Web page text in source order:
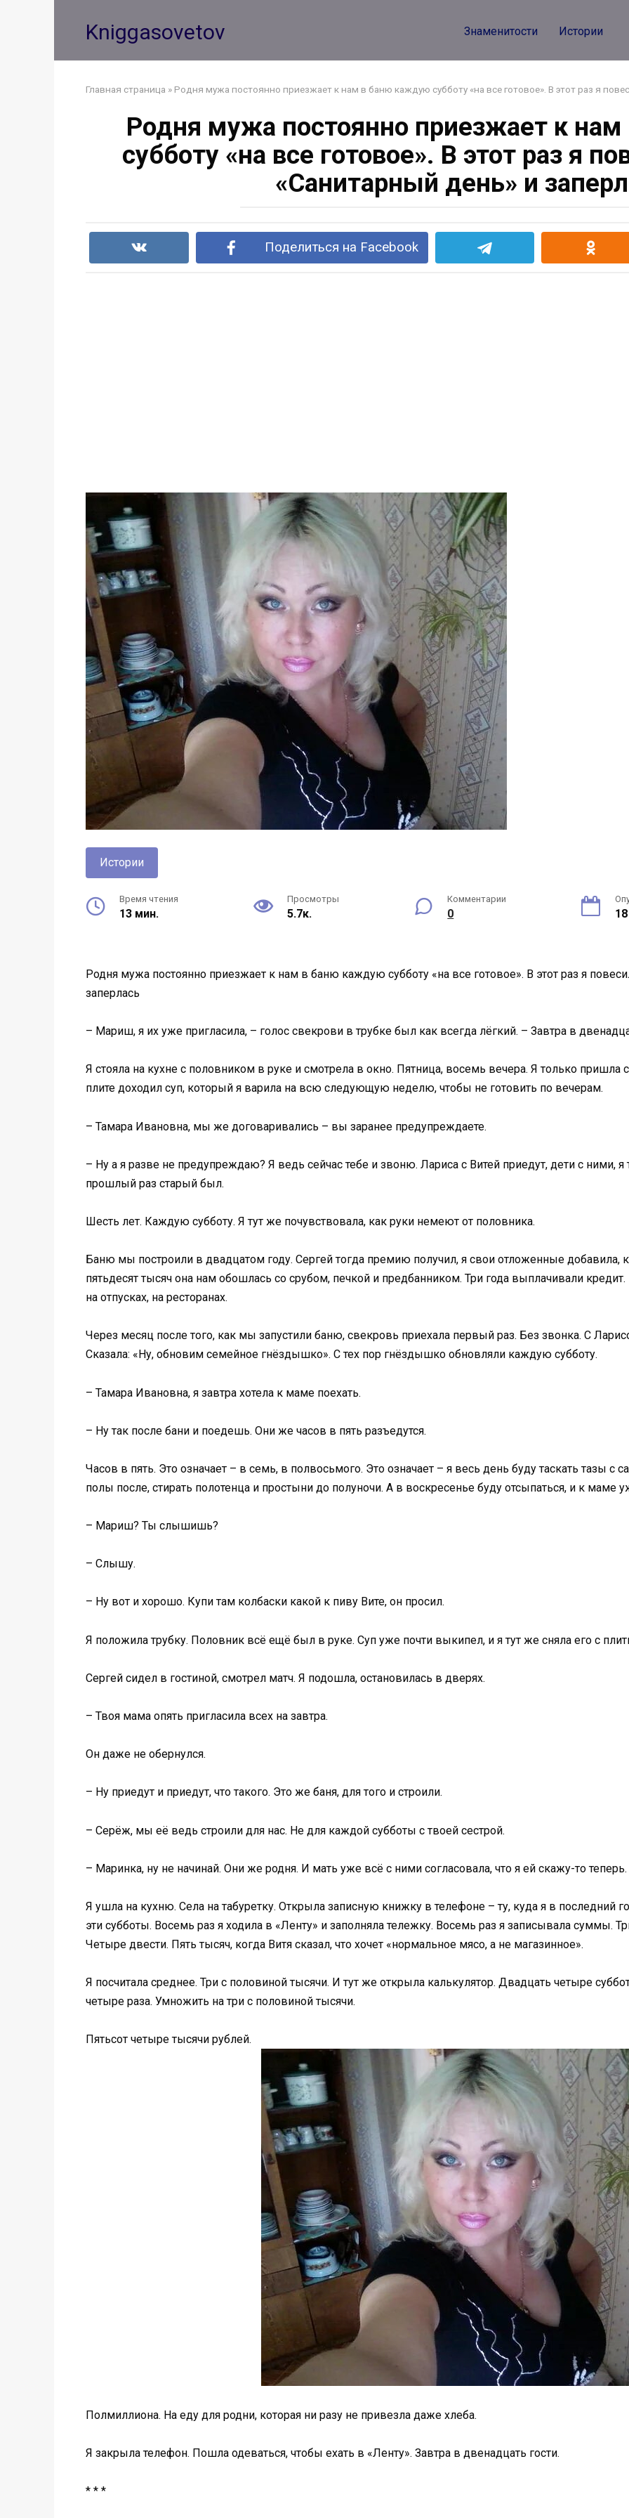
Kniggasovetov Знаменитости Истории
Главная страница » Родня мужа постоянно приезжает к нам в баню каждую субботу «на все готовое». В этот раз я
Родня мужа постоянно приезжает к
субботу «на все готовое». В этот раз я
«Санитарный день» и
Поделиться на Facebook
Истории
Время чтения
13 мин.
Просмотры
5.7к.
Комментарии
0
Родня мужа постоянно приезжает к нам в баню каждую субботу «на все готовое». В этот раз я
заперлась
– Мариш, я их уже пригласила, – голос свекрови в трубке был как всегда лёгкий. – Завтра в
Я стояла на кухне с половником в руке и смотрела в окно. Пятница, восемь вечера. Я только пришла
плите доходил суп, который я варила на всю следующую неделю, чтобы не готовить по вечерам.
– Тамара Ивановна, мы же договаривались – вы заранее предупреждаете.
– Ну а я разве не предупреждаю? Я ведь сейчас тебе и звоню. Лариса с Витей приедут, дети с ними,
прошлый раз старый был.
Шесть лет. Каждую субботу. Я тут же почувствовала, как руки немеют от половника.
Баню мы построили в двадцатом году. Сергей тогда премию получил, я свои отложенные добавила,
пятьдесят тысяч она нам обошлась со срубом, печкой и предбанником. Три года выплачивали
на отпусках, на ресторанах.
Через месяц после того, как мы запустили баню, свекровь приехала первый раз. Без звонка. С
Сказала: «Ну, обновим семейное гнёздышко». С тех пор гнёздышко обновляли каждую субботу.
– Тамара Ивановна, я завтра хотела к маме поехать.
– Ну так после бани и поедешь. Они же часов в пять разъедутся.
Часов в пять. Это означает – в семь, в полвосьмого. Это означает – я весь день буду таскать тазы с
полы после, стирать полотенца и простыни до полуночи. А в воскресенье буду отсыпаться, и к маме
– Мариш? Ты слышишь?
– Слышу.
– Ну вот и хорошо. Купи там колбаски какой к пиву Вите, он просил.
Я положила трубку. Половник всё ещё был в руке. Суп уже почти выкипел, и я тут же сняла его с
Сергей сидел в гостиной, смотрел матч. Я подошла, остановилась в дверях.
– Твоя мама опять пригласила всех на завтра.
Он даже не обернулся.
– Ну приедут и приедут, что такого. Это же баня, для того и строили.
– Серёж, мы её ведь строили для нас. Не для каждой субботы с твоей сестрой.
– Маринка, ну не начинай. Они же родня. И мать уже всё с ними согласовала, что я ей скажу-то теперь.
Я ушла на кухню. Села на табуретку. Открыла записную книжку в телефоне – ту, куда я в последний
эти субботы. Восемь раз я ходила в «Ленту» и заполняла тележку. Восемь раз я записывала суммы.
Четыре двести. Пять тысяч, когда Витя сказал, что хочет «нормальное мясо, а не магазинное».
Я посчитала среднее. Три с половиной тысячи. И тут же открыла калькулятор. Двадцать четыре
четыре раза. Умножить на три с половиной тысячи.
Пятьсот четыре тысячи рублей.
Полмиллиона. На еду для родни, которая ни разу не привезла даже хлеба.
Я закрыла телефон. Пошла одеваться, чтобы ехать в «Ленту». Завтра в двенадцать гости.
* * *